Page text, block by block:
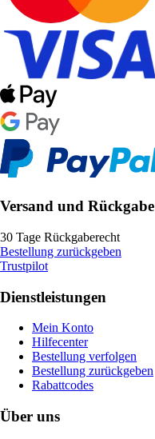
Versand und Rückgabe
30 Tage Rückgaberecht
Bestellung zurückgeben
Trustpilot
Dienstleistungen
Mein Konto
Hilfecenter
Bestellung verfolgen
Bestellung zurückgeben
Rabattcodes
Über uns